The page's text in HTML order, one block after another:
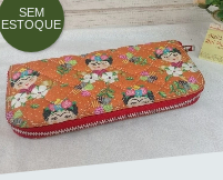
SEM
ESTOQUE